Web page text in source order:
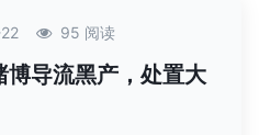
95 阅读
导流黑产，处置大